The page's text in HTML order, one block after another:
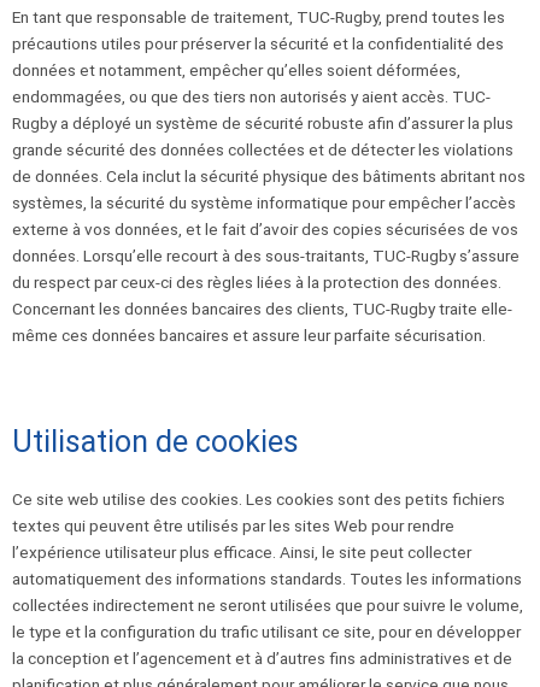
En tant que responsable de traitement, TUC-Rugby, prend toutes les
précautions utiles pour préserver la sécurité et la confidentialité des
données et notamment, empêcher qu’elles soient déformées,
endommagées, ou que des tiers non autorisés y aient accès. TUC-
Rugby a déployé un système de sécurité robuste afin d’assurer la plus
grande sécurité des données collectées et de détecter les violations
de données. Cela inclut la sécurité physique des bâtiments abritant nos
systèmes, la sécurité du système informatique pour empêcher l’accès
externe à vos données, et le fait d’avoir des copies sécurisées de vos
données. Lorsqu’elle recourt à des sous-traitants, TUC-Rugby s’assure
du respect par ceux-ci des règles liées à la protection des données.
Concernant les données bancaires des clients, TUC-Rugby traite elle-
même ces données bancaires et assure leur parfaite sécurisation.
Utilisation de cookies
Ce site web utilise des cookies. Les cookies sont des petits fichiers
textes qui peuvent être utilisés par les sites Web pour rendre
l’expérience utilisateur plus efficace. Ainsi, le site peut collecter
automatiquement des informations standards. Toutes les informations
collectées indirectement ne seront utilisées que pour suivre le volume,
le type et la configuration du trafic utilisant ce site, pour en développer
la conception et l’agencement et à d’autres fins administratives et de